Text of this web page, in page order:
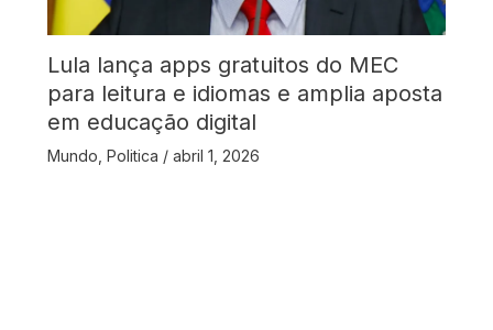
Lula lança apps gratuitos do MEC
para leitura e idiomas e amplia aposta
em educação digital
Mundo Politica / abril 1, 2026